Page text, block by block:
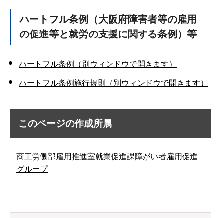
ハートフル条例（大阪府障害者等の雇用
の促進等と就労の支援に関する条例）等
ハートフル条例（別ウィンドウで開きます）
ハートフル条例施行規則（別ウィンドウで開きます）
このページの作成所属
商工労働部雇用推進室就業促進課障がい者雇用促進
グループ